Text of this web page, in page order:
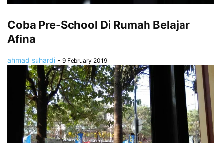
Coba Pre-School Di Rumah Belajar
Afina
ahmad suhardi - 9 February 2019